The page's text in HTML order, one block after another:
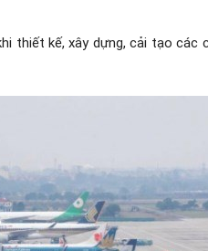
thiết kế, xây dựng, cải tạo các